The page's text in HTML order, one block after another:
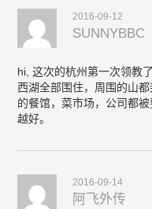
2016-09-12
SUNNYBBC
hi, 这次的杭州第一次领教
西湖全部围住，周围的山
的餐馆，菜市场，公司都
越好。
2016-09-14
阿飞外传